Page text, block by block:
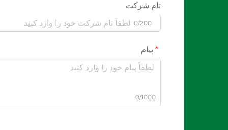
نام شرکت
0/200
پیام
0/1000